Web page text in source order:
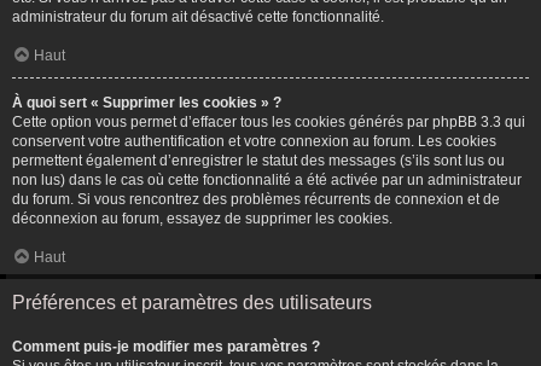
administrateur du forum ait désactivé cette fonctionnalité.
Haut
À quoi sert « Supprimer les cookies » ?
Cette option vous permet d’effacer tous les cookies générés par phpBB 3.3 qui
conservent votre authentification et votre connexion au forum. Les cookies
permettent également d’enregistrer le statut des messages (s’ils sont lus ou
non lus) dans le cas où cette fonctionnalité a été activée par un administrateur
du forum. Si vous rencontrez des problèmes récurrents de connexion et de
déconnexion au forum, essayez de supprimer les cookies.
Haut
Préférences et paramètres des utilisateurs
Comment puis-je modifier mes paramètres ?